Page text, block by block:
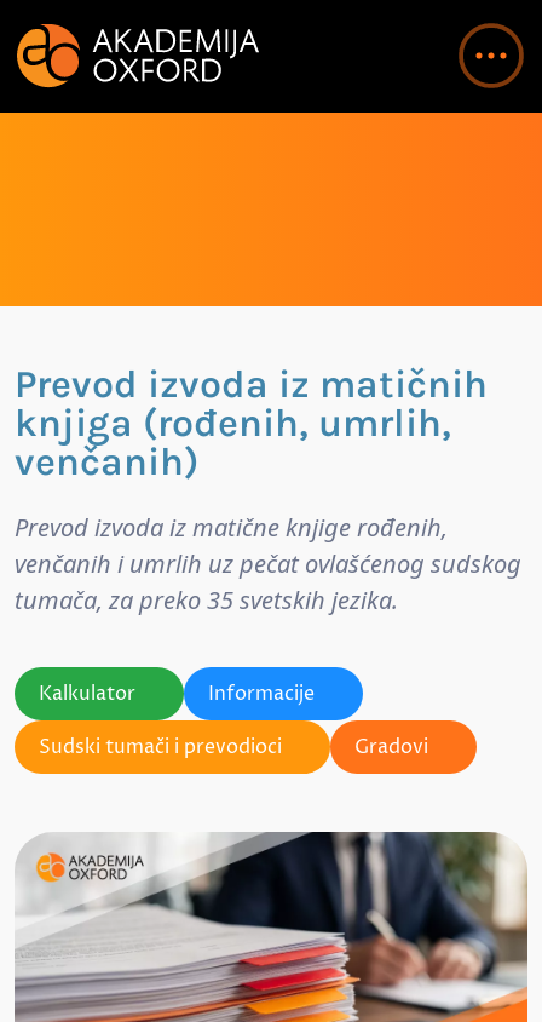
Prevod izvoda iz matičnih
knjiga (rođenih, umrlih,
venčanih)
Prevod izvoda iz matične knjige rođenih,
venčanih i umrlih uz pečat ovlašćenog sudskog
tumača, za preko 35 svetskih jezika.
Kalkulator
Informacije
Sudski tumači i prevodioci
Gradovi